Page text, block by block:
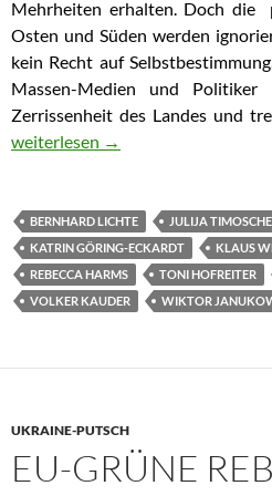
Mehrheiten erhalten. Doch die
Osten und Süden werden
kein Recht auf
Massen-Medien und Politiker
Zerrissenheit des Landes und
Ukraine: So verdrehen Medien
weiterlesen →
BERNHARD LICHTE
JULIJA
KATRIN GÖRING-ECKARDT
KLAUS
REBECCA HARMS
TONI HOFREITER
VOLKER KAUDER
WIKTOR
UKRAINE-PUTSCH
EU-GRÜNE